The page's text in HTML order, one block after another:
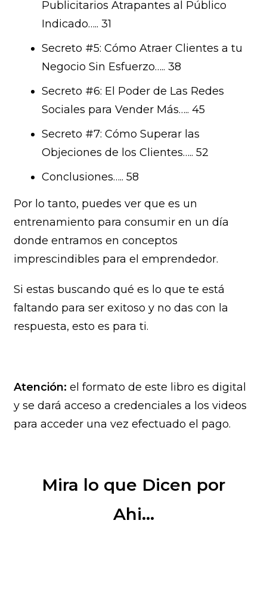
Publicitarios Atrapantes al Público
Indicado….. 31
Secreto #5: Cómo Atraer Clientes a tu
Negocio Sin Esfuerzo….. 38
Secreto #6: El Poder de Las Redes
Sociales para Vender Más….. 45
Secreto #7: Cómo Superar las
Objeciones de los Clientes….. 52
Conclusiones….. 58
Por lo tanto, puedes ver que es un
entrenamiento para consumir en un día
donde entramos en conceptos
imprescindibles para el emprendedor.
Si estas buscando qué es lo que te está
faltando para ser exitoso y no das con la
respuesta, esto es para ti.
Atención: el formato de este libro es digital
y se dará acceso a credenciales a los videos
para acceder una vez efectuado el pago.
Mira lo que Dicen por
Ahi...